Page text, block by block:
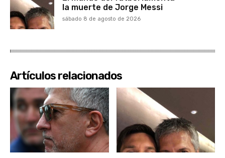
la muerte de Jorge Messi
sábado 8 de agosto de 2026
Artículos relacionados